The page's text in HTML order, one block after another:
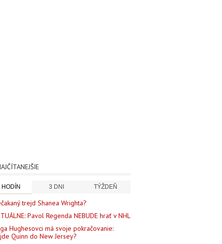
HODÍN 3 DNI TÝŽDEŇ
trejd Shanea Wrighta?
Pavol Regenda NEBUDE hrať v NHL
Hughesovci má svoje pokračovanie:
Quinn do New Jersey?